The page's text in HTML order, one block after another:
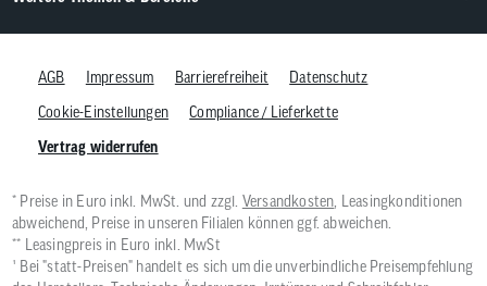
AGB Impressum Barrierefreiheit
Datenschutz
Cookie-Einstellungen
Compliance / Lieferkette
Vertrag widerrufen
* Preise in Euro inkl. MwSt. und zzgl. Versandkosten, Leasingkonditionen
abweichend, Preise in unseren Filialen können ggf. abweichen.
** Leasingpreis in Euro inkl. MwSt
¹ Bei "statt-Preisen" handelt es sich um die unverbindliche Preisempfehlung